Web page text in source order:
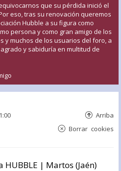
que su pérdida inició el
eso, tras su renovación queremos
Hubble a su figura como
persona y como gran amigo de los
y muchos de los usuarios del foro, a
y sabiduría en multitud de
Arriba
Borrar cookies
| Martos (Jaén)